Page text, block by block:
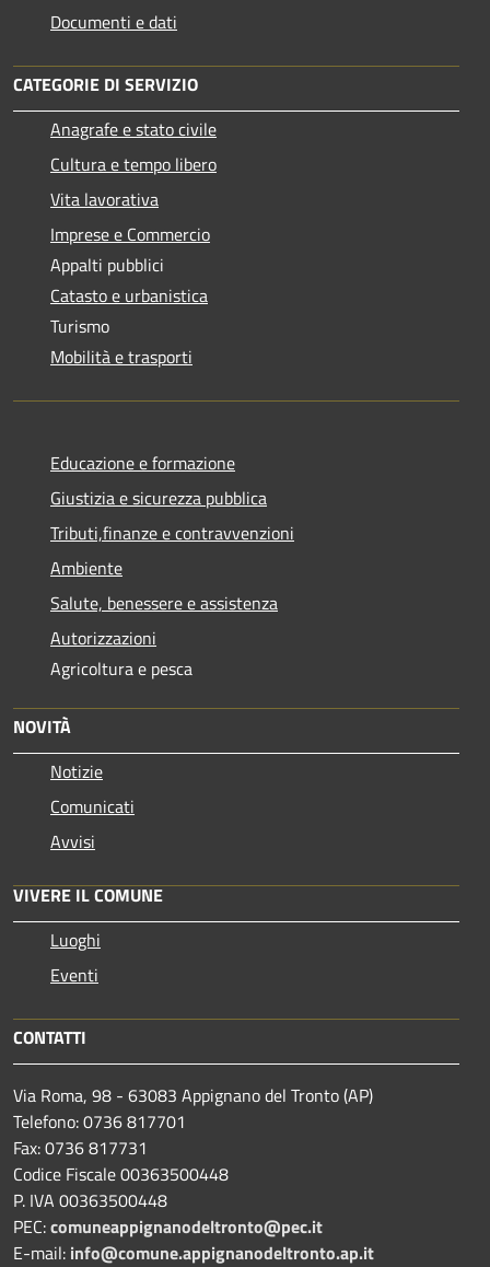
Documenti e dati
CATEGORIE DI SERVIZIO
Anagrafe e stato civile
Cultura e tempo libero
Vita lavorativa
Imprese e Commercio
Appalti pubblici
Catasto e urbanistica
Turismo
Mobilità e trasporti
Educazione e formazione
Giustizia e sicurezza pubblica
Tributi,finanze e contravvenzioni
Ambiente
Salute, benessere e assistenza
Autorizzazioni
Agricoltura e pesca
NOVITÀ
Notizie
Comunicati
Avvisi
VIVERE IL COMUNE
Luoghi
Eventi
CONTATTI
Via Roma, 98 - 63083 Appignano del Tronto (AP)
Telefono: 0736 817701
Fax: 0736 817731
Codice Fiscale 00363500448
P. IVA 00363500448
PEC:comuneappignanodeltronto@pec.it
E-mail: info@comune.appignanodeltronto.ap.it